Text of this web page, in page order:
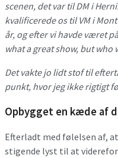
scenen, det var til DM i
kvalificerede os til VM i
år, og efter vi havde været
what a great show, but who
Det vakte jo lidt stof til
punkt, hvor jeg ikke rigtigt
Opbygget en kæde af
Efterladt med følelsen af,
stigende lyst til at